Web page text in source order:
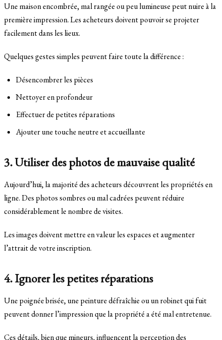
Une maison encombrée, mal rangée ou peu lumineuse peut nuire à la
première impression. Les acheteurs doivent pouvoir se projeter
facilement dans les lieux.
Quelques gestes simples peuvent faire toute la différence :
Désencombrer les pièces
Nettoyer en profondeur
Effectuer de petites réparations
Ajouter une touche neutre et accueillante
3. Utiliser des photos de mauvaise qualité
Aujourd’hui, la majorité des acheteurs découvrent les propriétés en
ligne. Des photos sombres ou mal cadrées peuvent réduire
considérablement le nombre de visites.
Les images doivent mettre en valeur les espaces et augmenter
l’attrait de votre inscription.
4. Ignorer les petites réparations
Une poignée brisée, une peinture défraîchie ou un robinet qui fuit
peuvent donner l’impression que la propriété a été mal entretenue.
Ces détails, bien que mineurs, influencent la perception des